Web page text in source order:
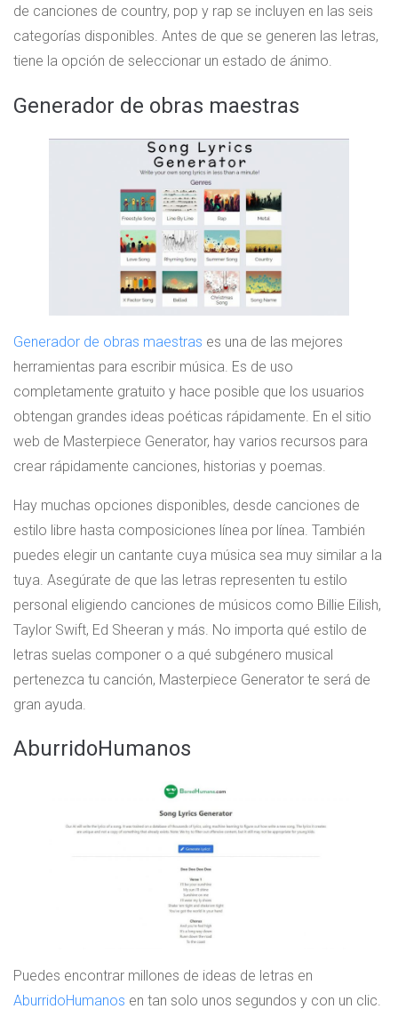
de canciones de country, pop y rap se incluyen en las seis
categorías disponibles. Antes de que se generen las letras,
tiene la opción de seleccionar un estado de ánimo.
Generador de obras maestras
Generador de obras maestras es una de las mejores
herramientas para escribir música. Es de uso
completamente gratuito y hace posible que los usuarios
obtengan grandes ideas poéticas rápidamente. En el sitio
web de Masterpiece Generator, hay varios recursos para
crear rápidamente canciones, historias y poemas.
Hay muchas opciones disponibles, desde canciones de
estilo libre hasta composiciones línea por línea. También
puedes elegir un cantante cuya música sea muy similar a la
tuya. Asegúrate de que las letras representen tu estilo
personal eligiendo canciones de músicos como Billie Eilish,
Taylor Swift, Ed Sheeran y más. No importa qué estilo de
letras suelas componer o a qué subgénero musical
pertenezca tu canción, Masterpiece Generator te será de
gran ayuda.
AburridoHumanos
Puedes encontrar millones de ideas de letras en
AburridoHumanos en tan solo unos segundos y con un clic.